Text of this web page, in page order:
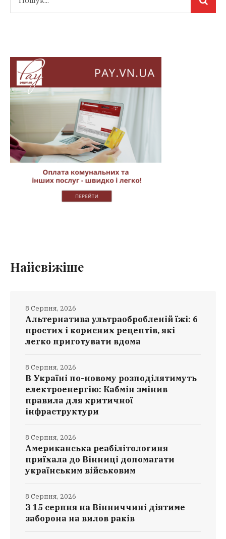
Найсвіжіше
Альтернатива ультраобробленій їжі: 6
простих і корисних рецептів, які
легко приготувати вдома
8 Серпня, 2026
В Україні по-новому розподілятимуть
електроенергію: Кабмін змінив
правила для критичної
інфраструктури
8 Серпня, 2026
Американська реабілітологиня
приїхала до Вінниці допомагати
українським військовим
8 Серпня, 2026
З 15 серпня на Вінниччині діятиме
заборона на вилов раків
8 Серпня, 2026